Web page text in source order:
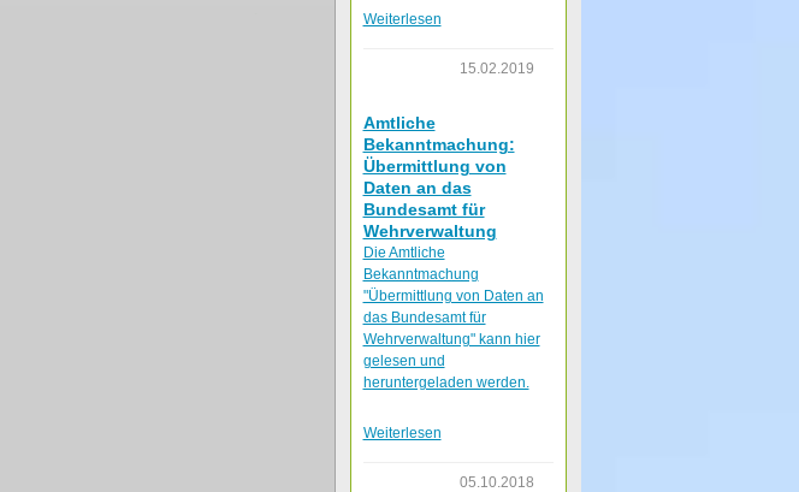
Weiterlesen
15.02.2019
Amtliche
Bekanntmachung:
Übermittlung von
Daten an das
Bundesamt für
Wehrverwaltung
Die Amtliche
Bekanntmachung
"Übermittlung von Daten an
das Bundesamt für
Wehrverwaltung" kann hier
gelesen und
heruntergeladen werden.
Weiterlesen
05.10.2018